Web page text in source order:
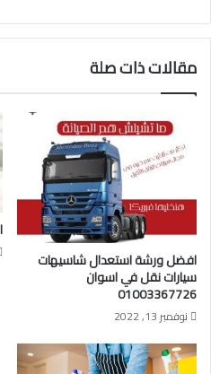
مقالات ذات صلة
افضل ورشة استعدال شاسيهات
سيارات نقل في اسوان
01003367726
نوفمبر 13, 2022